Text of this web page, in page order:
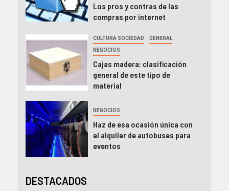
Los pros y contras de las
compras por internet
CULTURA SOCIEDAD GENERAL
NEGOCIOS
Cajas madera: clasificación
general de este tipo de
material
NEGOCIOS
Haz de esa ocasión única con
el alquiler de autobuses para
eventos
DESTACADOS